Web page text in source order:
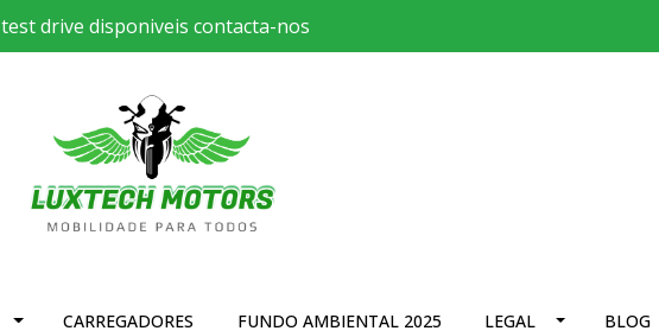
test drive disponiveis contacta-nos
CARREGADORES FUNDO AMBIENTAL 2025 LEGAL BLOG